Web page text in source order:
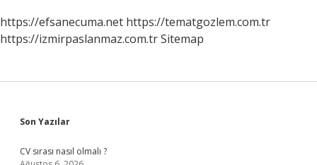
https://efsanecuma.net https://tematgozlem.com.tr
https://izmirpaslanmaz.com.trSitemap
Sidebar
Son Yazılar
CV sırası nasıl olmalı ?